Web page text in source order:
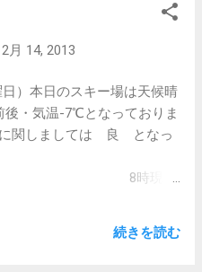
われます。 受講する方は日
日（日曜日）は根室スキー
大変混雑が予想されますの
手持ちのシューズケース等
保管願います。 皆様方のご
しくお願い致します。
2月 14, 2013
）本日のスキー場は天候晴
後・気温-7℃となっておりま
関しましては 良 となっ
現在
3校です。
続きを読む